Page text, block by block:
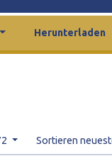
Herunterladen
Sortieren